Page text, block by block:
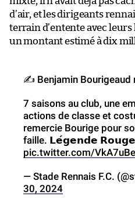
d’air, et les dirigeants
terrain d’entente avec
un montant estimé à dix
✍️ Benjamin Bourigeaud
7 saisons au club, une
actions de classe et
remercie Bourige pour
faille. 𝗟𝗲́𝗴𝗲𝗻𝗱𝗲 𝗥𝗼𝘂𝗴𝗲
pic.twitter.com/
— Stade Rennais F.C.
30, 2024